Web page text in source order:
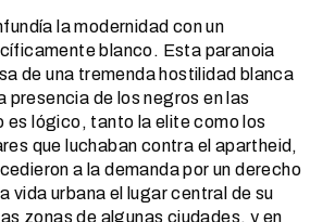
la modernidad con un
blanco. Esta paranoia
de una tremenda hostilidad blanca
presencia de los negros en las
es lógico, tanto la elite como los
que luchaban contra el apartheid,
a la demanda por un derecho
vida urbana el lugar central de su